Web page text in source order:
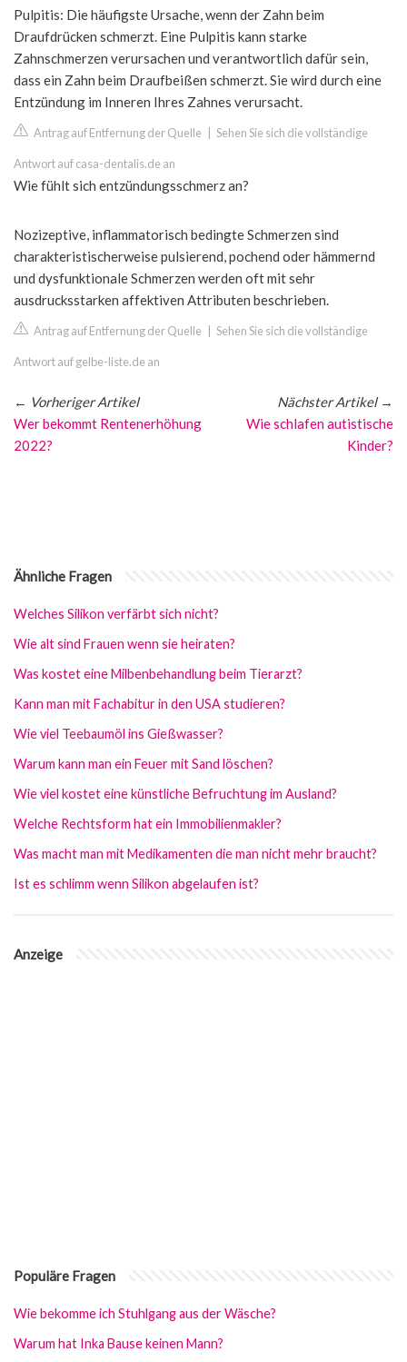
Pulpitis: Die häufigste Ursache, wenn der Zahn beim
Draufdrücken schmerzt. Eine Pulpitis kann starke
Zahnschmerzen verursachen und verantwortlich dafür sein,
dass ein Zahn beim Draufbeißen schmerzt. Sie wird durch eine
Entzündung im Inneren Ihres Zahnes verursacht.
Antrag auf Entfernung der Quelle Sehen Sie sich die vollständige
Antwort auf casa-dentalis.de an
Wie fühlt sich entzündungsschmerz an?
Nozizeptive, inflammatorisch bedingte Schmerzen sind
charakteristischerweise pulsierend, pochend oder hämmernd
und dysfunktionale Schmerzen werden oft mit sehr
ausdrucksstarken affektiven Attributen beschrieben.
Antrag auf Entfernung der Quelle Sehen Sie sich die vollständige
Antwort auf gelbe-liste.de an
← Vorheriger Artikel
Wer bekommt Rentenerhöhung
2022?
Nächster Artikel→
Wie schlafen autistische
Kinder?
Ähnliche Fragen
Welches Silikon verfärbt sich nicht?
Wie alt sind Frauen wenn sie heiraten?
Was kostet eine Milbenbehandlung beim Tierarzt?
Kann man mit Fachabitur in den USA studieren?
Wie viel Teebaumöl ins Gießwasser?
Warum kann man ein Feuer mit Sand löschen?
Wie viel kostet eine künstliche Befruchtung im Ausland?
Welche Rechtsform hat ein Immobilienmakler?
Was macht man mit Medikamenten die man nicht mehr braucht?
Ist es schlimm wenn Silikon abgelaufen ist?
Anzeige
Populäre Fragen
Wie bekomme ich Stuhlgang aus der Wäsche?
Warum hat Inka Bause keinen Mann?